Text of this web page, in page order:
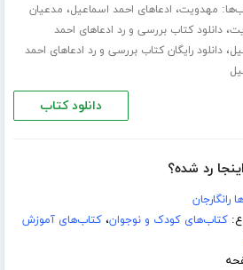
مهدویت، ادعاهای احمد اسماعیل، مدعیان
،دانلود کتاب بررسی و رد ادعاهای احمد
،دانلود رایگان کتاب بررسی و رد ادعاهای احمد
دانلود کتاب
رد شده؟
رانگارجان
کتاب‌های کودک و نوجوان،کتاب‌های آموزش